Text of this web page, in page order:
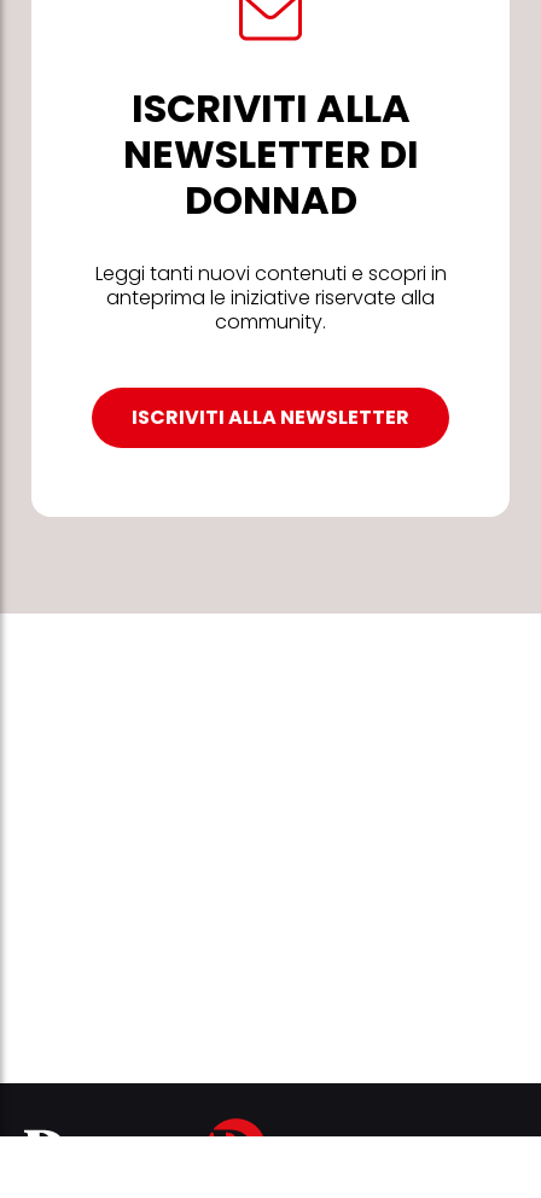
ISCRIVITI ALLA
NEWSLETTER DI
DONNAD
Leggi tanti nuovi contenuti e scopri in
anteprima le iniziative riservate alla
community.
ISCRIVITI ALLA NEWSLETTER